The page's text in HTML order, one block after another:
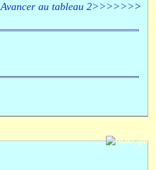
Avancer au tableau 2>>>>>>>